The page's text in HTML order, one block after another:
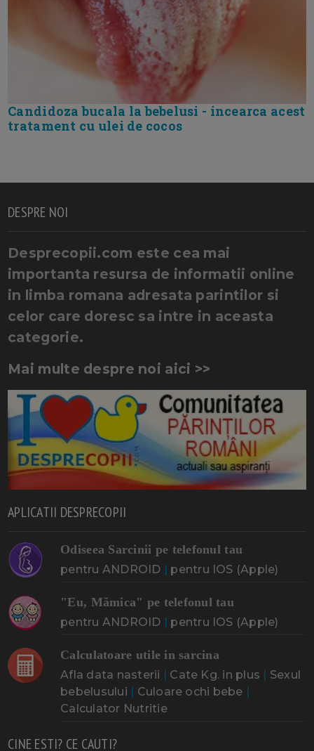
Candidoza bucala la bebelusi - incearca acest
tratament cu ulei de cocos
DESPRE NOI
Desprecopii.com este cea mai
importanta resursa de informatii online
in limba romana adresata parintilor si
celor care doresc sa intre in aceasta
categorie.
Mai multe despre noi aici >>
APLICATII DESPRECOPII
Odiseea Sarcinii pe telefonul tau
pentru ANDROID | pentru IOS (Apple)
"Eu, Mămica" pe telefonul tau
pentru ANDROID | pentru IOS (Apple)
Calculatoare utile in sarcina
Afla data nasterii | Cate Kg. in plus | Sexul
bebelusului | Culoare ochi bebe |
Calculator Nutritie
CINE ESTI? CE CAUTI?